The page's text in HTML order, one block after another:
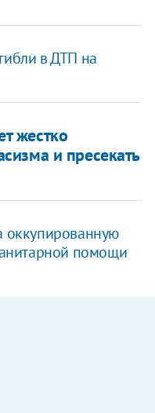
в ДТП на
жестко
и пресекать
оккупированную
помощи